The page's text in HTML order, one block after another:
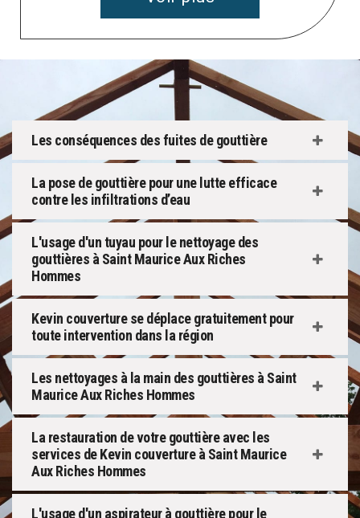
Les conséquences des fuites de gouttière
La pose de gouttière pour une lutte efficace
contre les infiltrations d’eau
L'usage d'un tuyau pour le nettoyage des
gouttières à Saint Maurice Aux Riches
Hommes
Kevin couverture se déplace gratuitement pour
toute intervention dans la région
Les nettoyages à la main des gouttières à Saint
Maurice Aux Riches Hommes
La restauration de votre gouttière avec les
services de Kevin couverture à Saint Maurice
Aux Riches Hommes
L'usage d'un aspirateur à gouttière pour le